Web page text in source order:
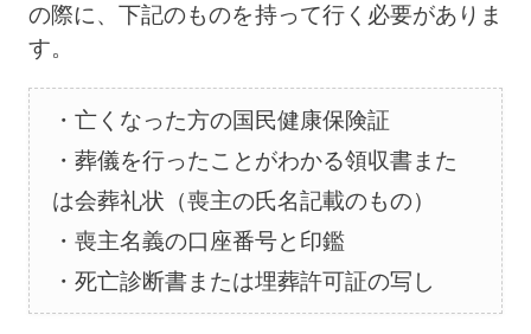
の際に、下記のものを持って行く必要がありま
す。
亡くなった方の国民健康保険証
葬儀を行ったことがわかる領収書また
は会葬礼状（喪主の氏名記載のもの）
喪主名義の口座番号と印鑑
死亡診断書または埋葬許可証の写し